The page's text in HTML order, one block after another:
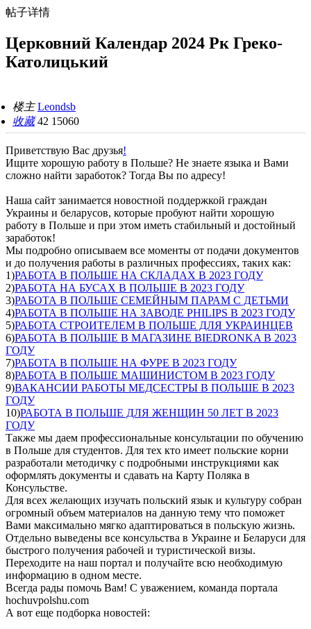
帖子详情
Церковний Календар 2024 Рк Греко-
Католицький
楼主Leondsb
收藏 42 15060
Приветствую Вас друзья!
Ищите хорошую работу в Польше? Не знаете языка и Вами
сложно найти заработок? Тогда Вы по адресу!
Наша сайт занимается новостной поддержкой граждан
Украины и беларусов, которые пробуют найти хорошую
работу в Польше и при этом иметь стабильный и достойный
заработок!
Мы подробно описываем все моменты от подачи документов
и до получения работы в различных профессиях, таких как:
1)РАБОТА В ПОЛЬШЕ НА СКЛАДАХ В 2023 ГОДУ
2)РАБОТА НА БУСАХ В ПОЛЬШЕ В 2023 ГОДУ
3)РАБОТА В ПОЛЬШЕ СЕМЕЙНЫМ ПАРАМ С ДЕТЬМИ
4)РАБОТА В ПОЛЬШЕ НА ЗАВОДЕ PHILIPS В 2023 ГОДУ
5)РАБОТА СТРОИТЕЛЕМ В ПОЛЬШЕ ДЛЯ УКРАИНЦЕВ
6)РАБОТА В ПОЛЬШЕ В МАГАЗИНЕ BIEDRONKA В 2023
ГОДУ
7)РАБОТА В ПОЛЬШЕ НА ФУРЕ В 2023 ГОДУ
8)РАБОТА В ПОЛЬШЕ МАШИНИСТОМ В 2023 ГОДУ
9)ВАКАНСИИ РАБОТЫ МЕДСЕСТРЫ В ПОЛЬШЕ В 2023
ГОДУ
10)РАБОТА В ПОЛЬШЕ ДЛЯ ЖЕНЩИН 50 ЛЕТ В 2023
ГОДУ
Также мы даем профессиональные консультации по обучению
в Польше для студентов. Для тех кто имеет польские корни
разработали методичку с подробными инструкциями как
оформлять документы и сдавать на Карту Поляка в
Консульстве.
Для всех желающих изучать польский язык и культуру собран
огромный объем материалов на данную тему что поможет
Вами максимально мягко адаптироваться в польскую жизнь.
Отдельно выведены все консульства в Украине и Беларуси для
быстрого получения рабочей и туристической визы.
Переходите на наш портал и получайте всю необходимую
информацию в одном месте.
Всегда рады помочь Вам! С уважением, команда портала
hochuvpolshu.com
А вот еще подборка новостей: